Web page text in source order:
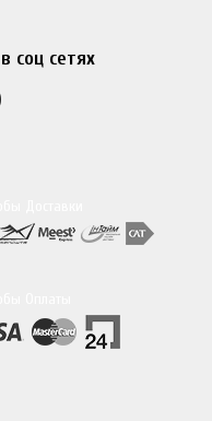
соц сетях